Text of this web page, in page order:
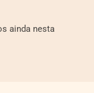
ainda nesta